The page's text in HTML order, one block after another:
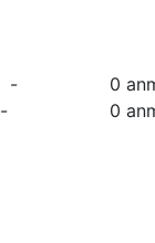
-
0
- 0